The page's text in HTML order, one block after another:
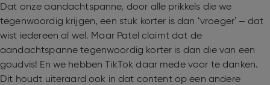
Dat onze aandachtspanne, door alle prikkels die we
tegenwoordig krijgen, een stuk korter is dan ‘vroeger’ – dat
wist iedereen al wel. Maar Patel claimt dat de
aandachtspanne tegenwoordig korter is dan die van een
goudvis! En we hebben TikTok daar mede voor te danken.
Dit houdt uiteraard ook in dat content op een andere